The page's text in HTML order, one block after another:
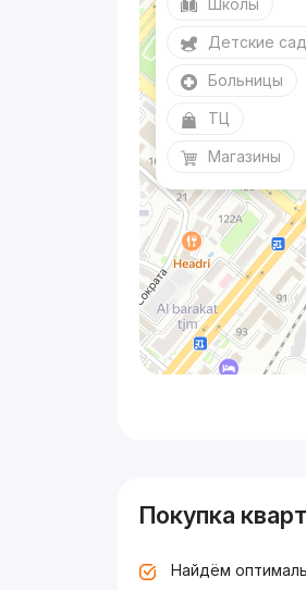
Школы
Детские
Больницы
ТЦ
Магазины
Покупка
Найдём